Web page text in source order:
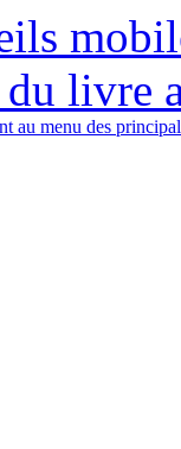
livre
au menu des